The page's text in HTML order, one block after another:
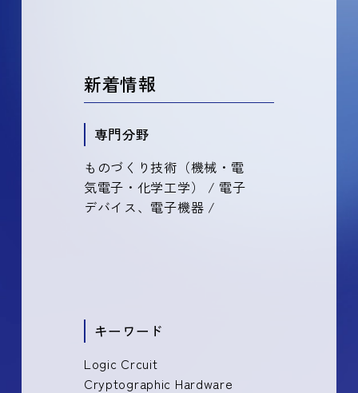
新着情報
専門分野
ものづくり技術（機械・電
気電子・化学工学） / 電子
デバイス、電子機器 /
キーワード
Logic Crcuit
Cryptographic Hardware